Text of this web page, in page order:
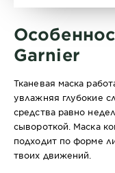
Garnier
Тканевая маска
увлажняя глубокие
средства равно
сывороткой. Маска
подходит по форме
твоих движений.